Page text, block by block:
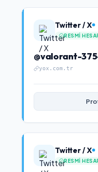
Twitter / X
RESMI
@valorant-
yox.com.tr
Twitter / X
RESMI